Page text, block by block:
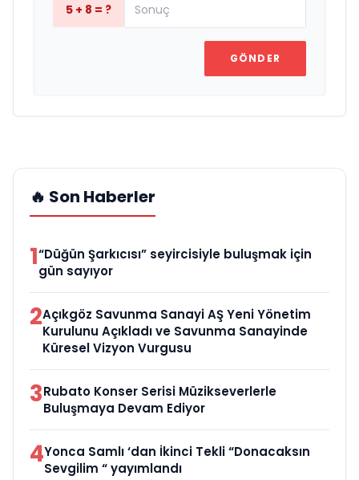
5 + 8 = ?
GÖNDER
🔥 Son Haberler
1“Düğün Şarkıcısı” seyircisiyle buluşmak için
gün sayıyor
2Açıkgöz Savunma Sanayi AŞ Yeni Yönetim
Kurulunu Açıkladı ve Savunma Sanayinde
Küresel Vizyon Vurgusu
3Rubato Konser Serisi Müzikseverlerle
Buluşmaya Devam Ediyor
4Yonca Samlı ‘dan İkinci Tekli “Donacaksın
Sevgilim “ yayımlandı